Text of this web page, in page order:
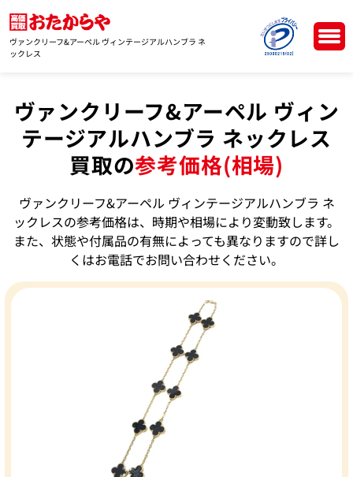
ヴァンクリーフ&アーペル ヴィンテージアルハンブラ ネ
ックレス
ヴァンクリーフ&アーペル ヴィン
テージアルハンブラ ネックレス
買取の参考価格(相場)
ヴァンクリーフ&アーペル ヴィンテージアルハンブラ ネ
ックレスの参考価格は、時期や相場により変動致します。
また、状態や付属品の有無によっても異なりますので詳し
くはお電話でお問い合わせください。